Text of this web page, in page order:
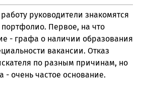
руководители знакомятся
Первое, на что
- графа о наличии образования
вакансии. Отказ
по разным причинам, но
- очень частое основание.